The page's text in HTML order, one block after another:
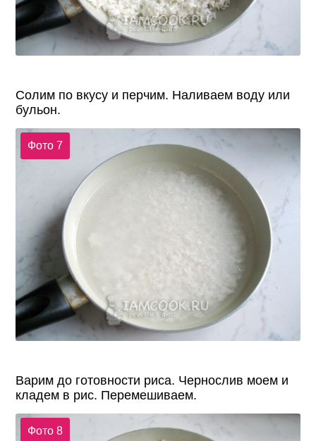
Солим по вкусу и перчим. Наливаем воду или
бульон.
Фото 7
Варим до готовности риса. Чернослив моем и
кладем в рис. Перемешиваем.
Фото 8